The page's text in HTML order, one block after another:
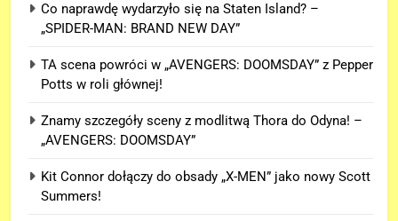
Co naprawdę wydarzyło się na Staten Island? –
„SPIDER-MAN: BRAND NEW DAY”
TA scena powróci w „AVENGERS: DOOMSDAY” z Pepper
Potts w roli głównej!
Znamy szczegóły sceny z modlitwą Thora do Odyna! –
„AVENGERS: DOOMSDAY”
Kit Connor dołączy do obsady „X-MEN” jako nowy Scott
Summers!